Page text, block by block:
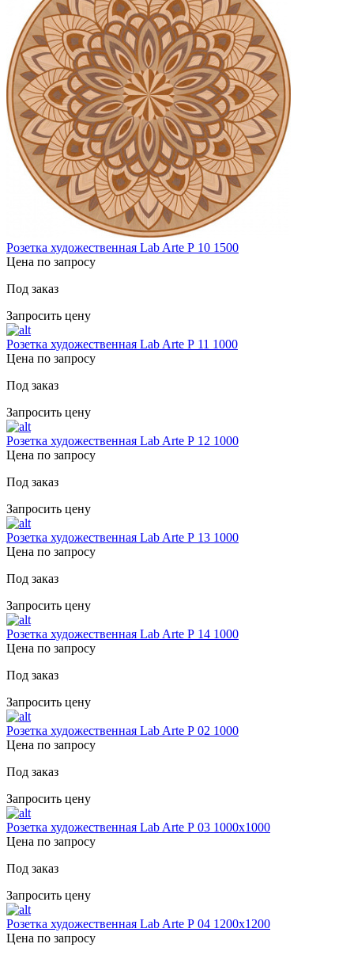
Розетка художественная Lab Arte Р 10 1500
Цена по запросу
Под заказ
Запросить цену
Розетка художественная Lab Arte Р 11 1000
Цена по запросу
Под заказ
Запросить цену
Розетка художественная Lab Arte Р 12 1000
Цена по запросу
Под заказ
Запросить цену
Розетка художественная Lab Arte Р 13 1000
Цена по запросу
Под заказ
Запросить цену
Розетка художественная Lab Arte Р 14 1000
Цена по запросу
Под заказ
Запросить цену
Розетка художественная Lab Arte Р 02 1000
Цена по запросу
Под заказ
Запросить цену
Розетка художественная Lab Arte Р 03 1000х1000
Цена по запросу
Под заказ
Запросить цену
Розетка художественная Lab Arte Р 04 1200х1200
Цена по запросу